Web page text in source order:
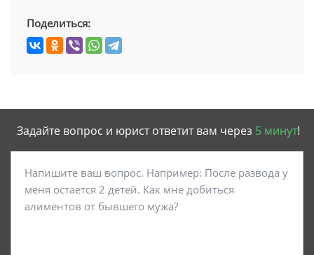
Поделиться:
Задайте вопрос и юрист ответит вам через 5 минут!